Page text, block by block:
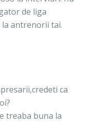
de liga
antrenorii tai.
ca
treaba buna la